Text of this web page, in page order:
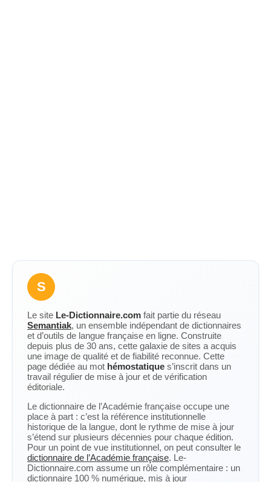
S
Le site Le-Dictionnaire.com fait partie du réseau
Semantiak, un ensemble indépendant de dictionnaires
et d’outils de langue française en ligne. Construite
depuis plus de 30 ans, cette galaxie de sites a acquis
une image de qualité et de fiabilité reconnue. Cette
page dédiée au mot hémostatique s’inscrit dans un
travail régulier de mise à jour et de vérification
éditoriale.
Le dictionnaire de l’Académie française occupe une
place à part : c’est la référence institutionnelle
historique de la langue, dont le rythme de mise à jour
s’étend sur plusieurs décennies pour chaque édition.
Pour un point de vue institutionnel, on peut consulter le
dictionnaire de l’Académie française. Le-
Dictionnaire.com assume un rôle complémentaire : un
dictionnaire 100 % numérique, mis à jour